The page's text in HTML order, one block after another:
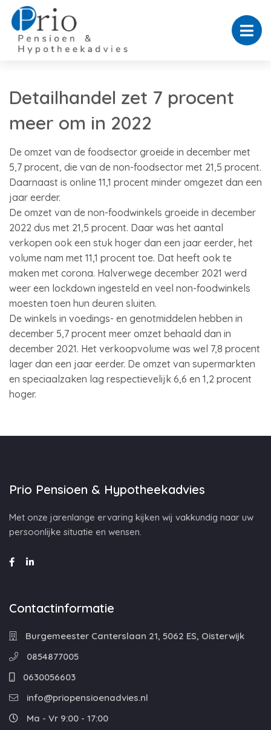
Detailhandel zet 7 procent
meer om in 2022
De omzet van de foodsector groeide in december met
5,7 procent, die van de non-foodsector met 21,5 procent.
Daarnaast is online 11,1 procent minder omgezet dan een
jaar eerder.
De omzet van de non-foodwinkels groeide in december
2022 dus met 21,5 procent. Daar was het aantal
verkopen ook een stuk hoger dan een jaar eerder, het
volume nam met 11,1 procent toe. Dat heeft ook te
maken met corona. Halverwege december 2021 werd
weer een lockdown ingesteld en veel non-foodwinkels
moesten toen hun deuren sluiten.
De winkels in voedings- en genotmiddelen hebben in
december 5,7 procent meer omzet behaald dan in
december 2021. Het verkoopvolume was wel 7,8 procent
lager dan een jaar eerder. De omzet van supermarkten
en speciaalzaken lag respectievelijk 6,6 en 1,2 procent
hoger.
Prio Pensioen & Hypotheekadvies
Met onze jarenlange ervaring kijken wij vakkundig naar uw
persoonlijke situatie en wensen.
Contactinformatie
Burgemeester Canterslaan 21, 5062 ES, Oisterwijk
0854877005
0630056603
info@priopensioenadvies.nl
Ma - Vr 9:00 - 17:00